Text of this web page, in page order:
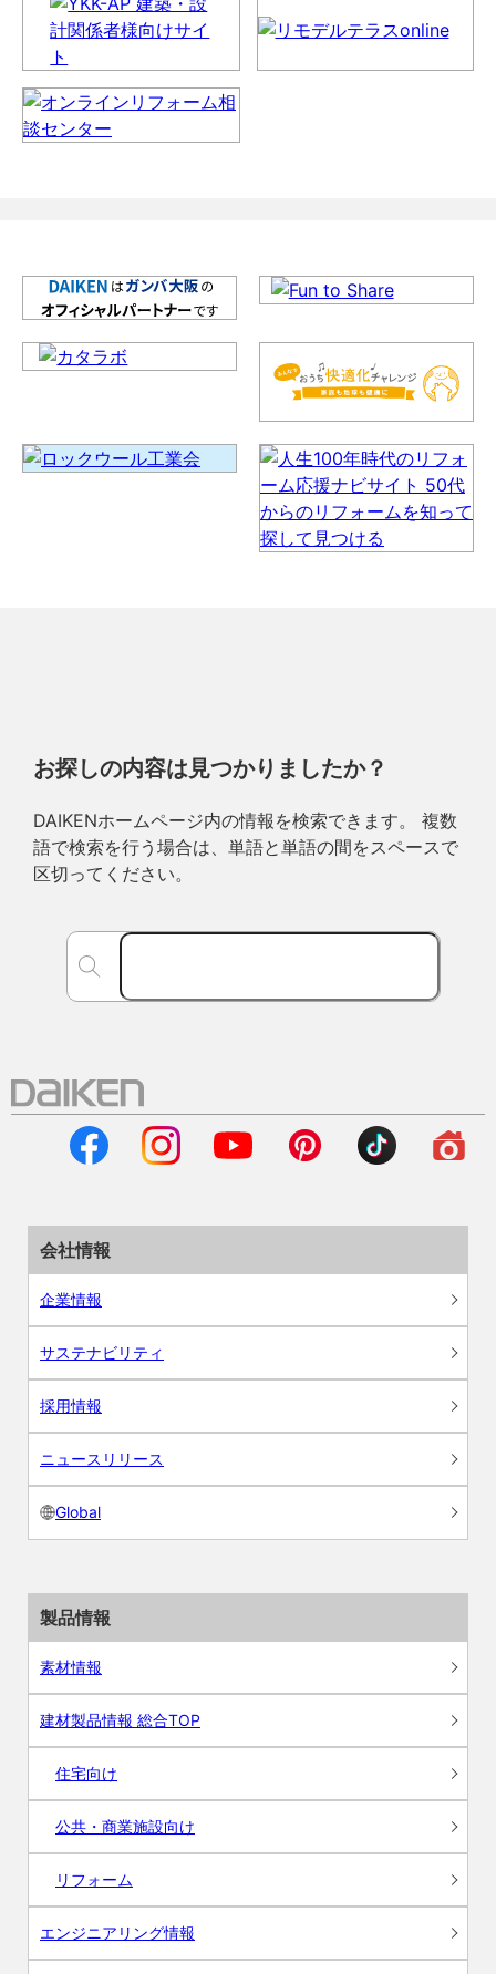
お探しの内容は見つかりましたか？
DAIKENホームページ内の情報を検索できます。 複数
語で検索を行う場合は、単語と単語の間をスペースで
区切ってください。
会社情報
企業情報
サステナビリティ
採用情報
ニュースリリース
Global
製品情報
素材情報
建材製品情報 総合TOP
住宅向け
公共・商業施設向け
リフォーム
エンジニアリング情報